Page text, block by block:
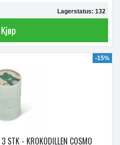
Lagerstatus: 132
Kjøp
-15%
STK - KROKODILLEN COSMO